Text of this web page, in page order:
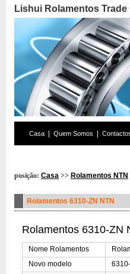
Lishui Rolamentos Trade
Casa Quem Somos
posição: Casa >> Rolamentos NTN
Rolamentos 6310-ZN NTN
Rolamentos 6310-ZN
Nome Rolamentos
Novo modelo